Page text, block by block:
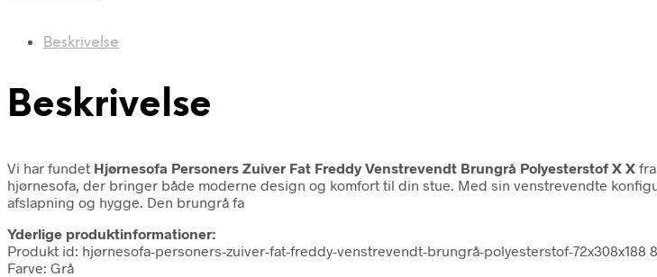
Beskrivelse
Beskrivelse
Vi har fundet Hjørnesofa Personers Zuiver Fat Freddy Venstrevendt Brungrå Polyesterstof X X fra
hjørnesofa, der bringer både moderne design og komfort til din stue. Med sin venstrevendte
afslapning og hygge. Den brungrå fa
Yderlige produktinformationer:
Produkt id: hjørnesofa-personers-zuiver-fat-freddy-venstrevendt-brungrå-polyesterstof-72x308x188
Farve: Grå